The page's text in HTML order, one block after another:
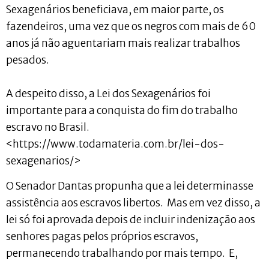
Sexagenários beneficiava, em maior parte, os
fazendeiros, uma vez que os negros com mais de 60
anos já não aguentariam mais realizar trabalhos
pesados.
A despeito disso, a Lei dos Sexagenários foi
importante para a conquista do fim do trabalho
escravo no Brasil.
<https://www.todamateria.com.br/lei-dos-
sexagenarios/>
O Senador Dantas propunha que a lei determinasse
assistência aos escravos libertos. Mas em vez disso, a
lei só foi aprovada depois de incluir indenização aos
senhores pagas pelos próprios escravos,
permanecendo trabalhando por mais tempo. E,